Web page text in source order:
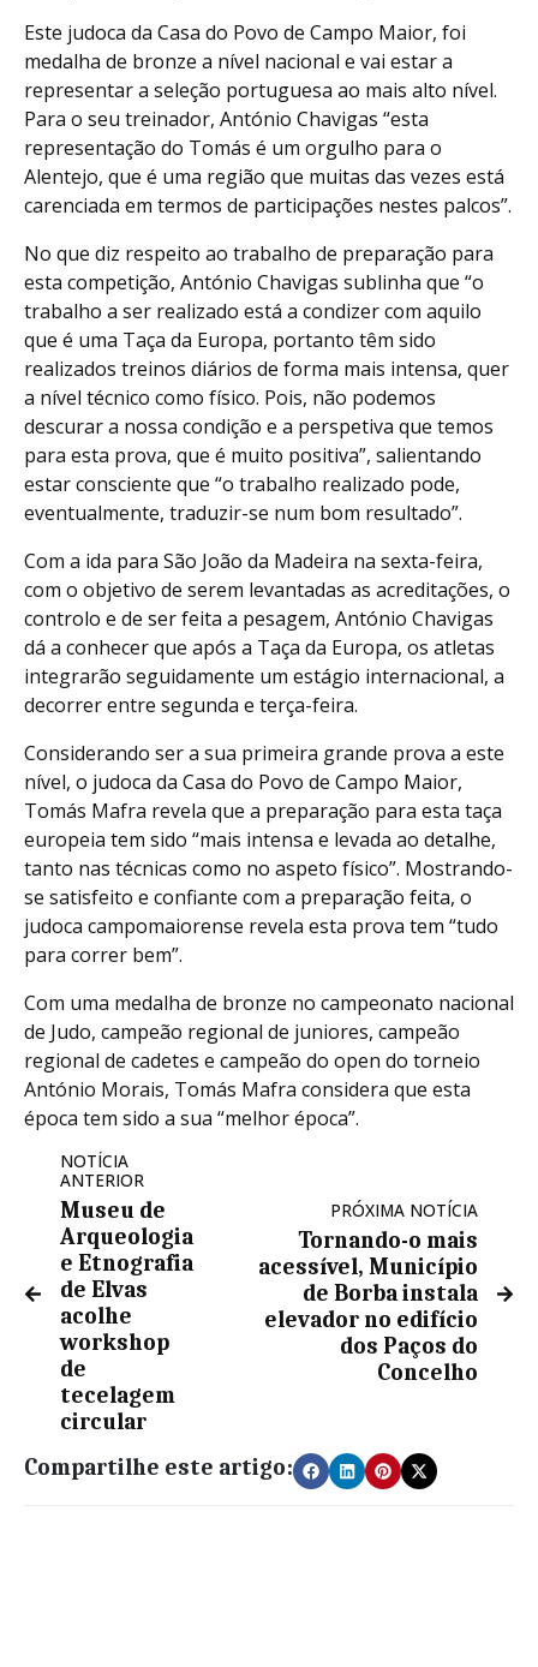
Este judoca da Casa do Povo de Campo Maior, foi
medalha de bronze a nível nacional e vai estar a
representar a seleção portuguesa ao mais alto nível.
Para o seu treinador, António Chavigas “esta
representação do Tomás é um orgulho para o
Alentejo, que é uma região que muitas das vezes está
carenciada em termos de participações nestes palcos”.
No que diz respeito ao trabalho de preparação para
esta competição, António Chavigas sublinha que “o
trabalho a ser realizado está a condizer com aquilo
que é uma Taça da Europa, portanto têm sido
realizados treinos diários de forma mais intensa, quer
a nível técnico como físico. Pois, não podemos
descurar a nossa condição e a perspetiva que temos
para esta prova, que é muito positiva”, salientando
estar consciente que “o trabalho realizado pode,
eventualmente, traduzir-se num bom resultado”.
Com a ida para São João da Madeira na sexta-feira,
com o objetivo de serem levantadas as acreditações, o
controlo e de ser feita a pesagem, António Chavigas
dá a conhecer que após a Taça da Europa, os atletas
integrarão seguidamente um estágio internacional, a
decorrer entre segunda e terça-feira.
Considerando ser a sua primeira grande prova a este
nível, o judoca da Casa do Povo de Campo Maior,
Tomás Mafra revela que a preparação para esta taça
europeia tem sido “mais intensa e levada ao detalhe,
tanto nas técnicas como no aspeto físico”. Mostrando-
se satisfeito e confiante com a preparação feita, o
judoca campomaiorense revela esta prova tem “tudo
para correr bem”.
Com uma medalha de bronze no campeonato nacional
de Judo, campeão regional de juniores, campeão
regional de cadetes e campeão do open do torneio
António Morais, Tomás Mafra considera que esta
época tem sido a sua “melhor época”.
NOTÍCIA
ANTERIOR
Museu de
Arqueologia
e Etnografia
de Elvas
acolhe
workshop
de
tecelagem
circular
PRÓXIMA NOTÍCIA
Tornando-o mais
acessível, Município
de Borba instala
elevador no edifício
dos Paços do
Concelho
Compartilhe este artigo: